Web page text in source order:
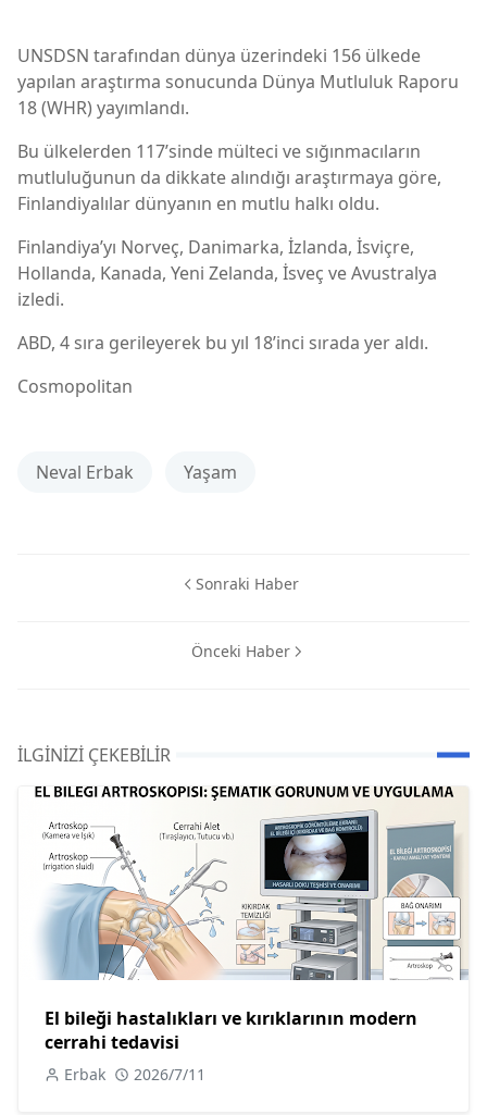
UNSDSN tarafından dünya üzerindeki 156 ülkede
yapılan araştırma sonucunda Dünya Mutluluk Raporu
18 (WHR) yayımlandı.
Bu ülkelerden 117’sinde mülteci ve sığınmacıların
mutluluğunun da dikkate alındığı araştırmaya göre,
Finlandiyalılar dünyanın en mutlu halkı oldu.
Finlandiya’yı Norveç, Danimarka, İzlanda, İsviçre,
Hollanda, Kanada, Yeni Zelanda, İsveç ve Avustralya
izledi.
ABD, 4 sıra gerileyerek bu yıl 18’inci sırada yer aldı.
Cosmopolitan
Neval Erbak Yaşam
Sonraki Haber
Önceki Haber
İLGINIZI ÇEKEBILIR
El bileği hastalıkları ve kırıklarının modern
cerrahi tedavisi
Erbak 2026/7/11